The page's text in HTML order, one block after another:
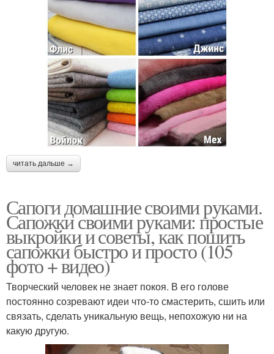
читать дальше →
Сапоги домашние своими руками.
Сапожки своими руками: простые
выкройки и советы, как пошить
сапожки быстро и просто (105
фото + видео)
Творческий человек не знает покоя. В его голове
постоянно созревают идеи что-то смастерить, сшить или
связать, сделать уникальную вещь, непохожую ни на
какую другую.